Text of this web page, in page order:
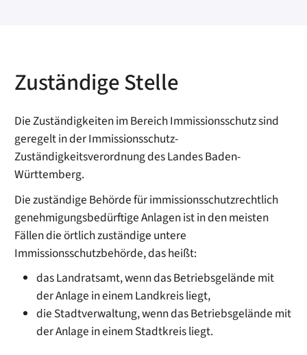
Zuständige Stelle
Die Zuständigkeiten im Bereich Immissionsschutz sind
geregelt in der Immissionsschutz-
Zuständigkeitsverordnung des Landes Baden-
Württemberg.
Die zuständige Behörde für immissionsschutzrechtlich
genehmigungsbedürftige Anlagen ist in den meisten
Fällen die örtlich zuständige untere
Immissionsschutzbehörde, das heißt:
das Landratsamt, wenn das Betriebsgelände mit
der Anlage in einem Landkreis liegt,
die Stadtverwaltung, wenn das Betriebsgelände mit
der Anlage in einem Stadtkreis liegt.